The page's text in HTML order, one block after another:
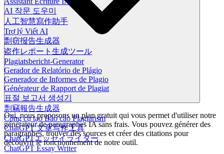
AI 작문 도우미
人工智慧寫作助手
Trợ lý Viết AI
剽窃报告生成器
盗作レポート生成ツール
Plagiatsbericht-Generator
Gerador de Relatório de Plágio
Generador de Informes de Plagio
Générateur de Rapport de Plagiat
표절 보고서 생성기
剽竊報告生成器
Công cụ tạo Báo cáo Plagiarism
ChatGPT 文章写作工具
ChatGPTエッセイライター
ChatGPT Essay Writer
Oui, nous proposons un plan gratuit qui vous permet d'utiliser notre
générateur de paragraphes IA sans frais. Vous pouvez générer des
paragraphes, trouver des sources et créer des citations pour
découvrir le fonctionnement de notre outil.